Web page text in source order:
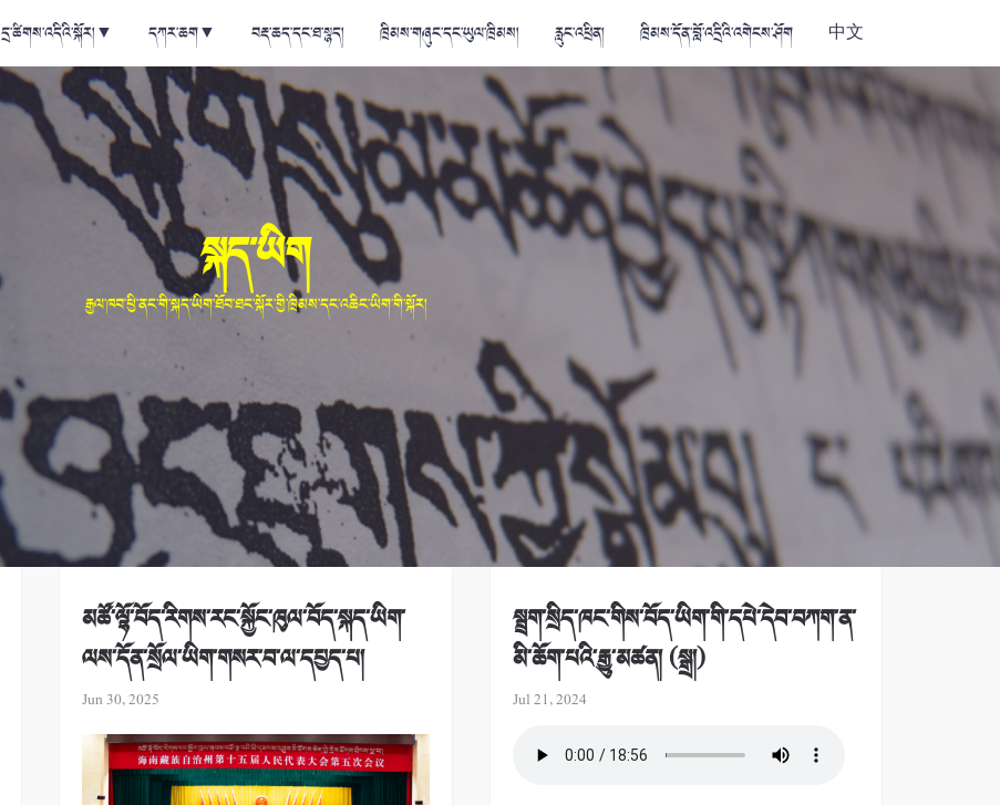
དྲ་ཚིགས་འདིའི་སྐོར།▼ དཀར་ཆག▼ བརྡ་ཆད་དང་ཐ་སྙད། ཁྲིམས་གཞུང་དང་ཡུལ་ཁྲིམས། རླུང་འཕྲིན། ཁྲིམས་དོན་བློ་འདྲིའི་འགེངས་ཤོག 中文
སྐད་ཡིག
རྒྱལ་ཁབ་ཕྱི་ནང་གི་སྐད་ཡིག་ཐོབ་ཐང་སྐོར་གྱི་ཁྲིམས་དང་འཆིང་ཡིག་གི་སྐོར།
མཚོ་ལྷོ་བོད་རིགས་རང་སྐྱོང་ཁུལ་བོད་སྐད་ཡིག་
ལས་དོན་སྲོལ་ཡིག་གསར་བ་ལ་དཔྱད་པ།
Jun 30, 2025
སྦྲག་སྲིད་ཁང་གིས་བོད་ཡིག་གི་དཔེ་དེབ་བཀག་ན་
མི་ཆོག་པའི་རྒྱུ་མཚན། (སྒྲ།)
Jul 21, 2024